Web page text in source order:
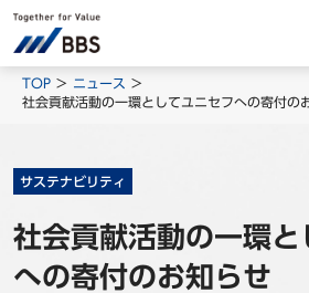
サービス/ソリュ
インサイ
コラム
TOP
ニュース
社会貢献活動の一環としてユニセフへの寄付の
サステナビリティ
社会貢献活動の一環と
への寄付のお知らせ